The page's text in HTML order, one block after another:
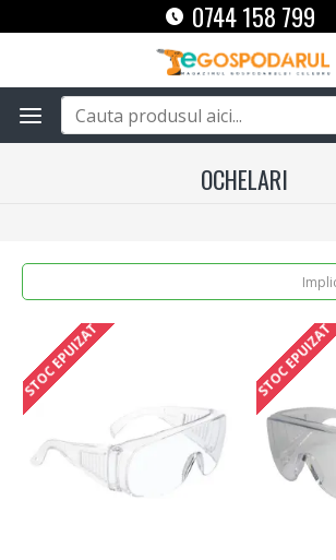
0744 158 799
OCHELARI
STOC EPUIZAT STOC EPUIZAT